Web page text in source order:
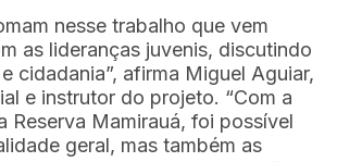
nesse trabalho que vem
as lideranças juvenis, discutindo
cidadania”, afirma Miguel Aguiar,
e instrutor do projeto. “Com a
Reserva Mamirauá, foi possível
geral, mas também as